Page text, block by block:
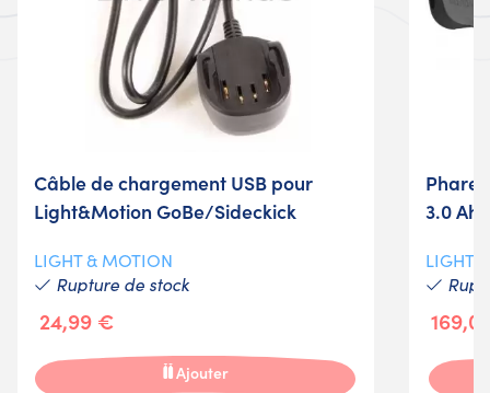
Câble de chargement USB pour
Light&Motion GoBe/Sideckick
LIGHT & MOTION
Rupture de stock
24,99 €
Ajouter
Phare
3.0 Ah
LIGHT